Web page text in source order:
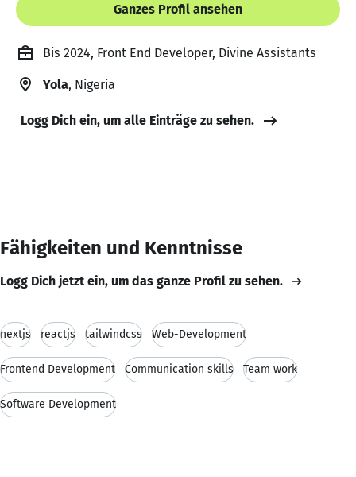
Ganzes Profil ansehen
Bis 2024, Front End Developer, Divine Assistants
Yola, Nigeria
Logg Dich ein, um alle Einträge zu sehen.
Fähigkeiten und Kenntnisse
Logg Dich jetzt ein, um das ganze Profil zu sehen.
nextjs reactjs tailwindcss Web-Development
Frontend Development Communication skills Team work
Software Development